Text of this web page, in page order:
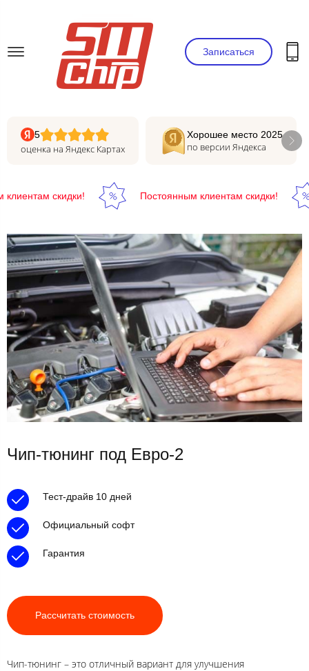
Записаться
5
оценка на Яндекс Картах
Хорошее место 2025
по версии Яндекса
скидки! Постоянным клиентам скидки!
Чип-тюнинг под Евро-2
Тест-драйв 10 дней
Официальный софт
Гарантия
Рассчитать стоимость
Чип-тюнинг – это отличный вариант для улучшения